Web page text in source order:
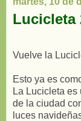
Lucicleta
Vuelve la
Esto ya es
La Lucicleta
de la ciudad
luces